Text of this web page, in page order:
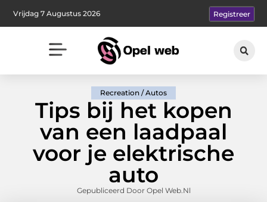
Vrijdag 7 Augustus 2026 Registreer
Recreation / Autos
Tips bij het kopen
van een laadpaal
voor je elektrische
auto
Gepubliceerd Door Opel Web.nl